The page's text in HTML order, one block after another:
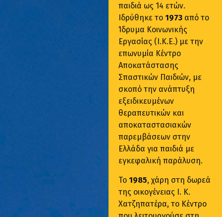
παιδιά ως 14 ετών.
Ιδρύθηκε το 1973από το
Ίδρυμα Κοινωνικής
Εργασίας (Ι.Κ.Ε.) με την
επωνυμία Κέντρο
Αποκατάστασης
Σπαστικών Παιδιών, με
σκοπό την ανάπτυξη
εξειδικευμένων
θεραπευτικών και
αποκαταστασιακών
παρεμβάσεων στην
Ελλάδα για παιδιά με
εγκεφαλική παράλυση.
Το 1985, χάρη στη δωρεά
της οικογένειας Ι. Κ.
Χατζηπατέρα, το Κέντρο